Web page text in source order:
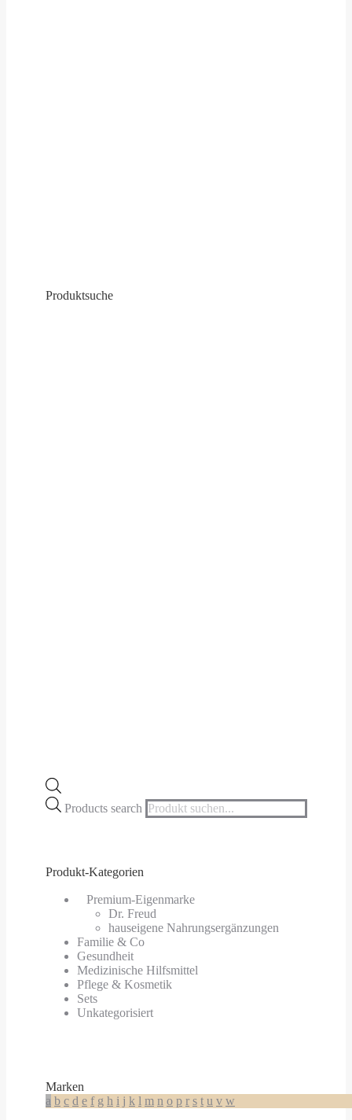
Produktsuche
Products search
Produkt-Kategorien
⠀​Premium-Eigenmarke
Dr. Freud
hauseigene Nahrungsergänzungen
Familie & Co
Gesundheit
Medizinische Hilfsmittel
Pflege & Kosmetik
Sets
Unkategorisiert
Marken
a b c d e f g h i j k l m n o p r s t u v w